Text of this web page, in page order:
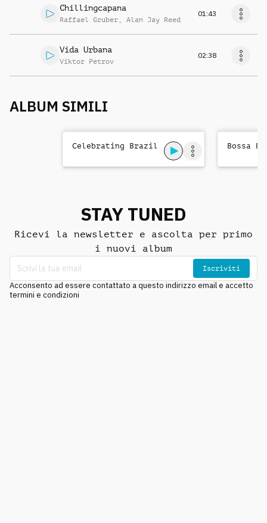
Chillingcapana
Raffael Gruber , Alan Jay Reed
01:43
Vida Urbana
Viktor Petrov
02:38
ALBUM SIMILI
Celebrating Brazil Bossa
STAY TUNED
Ricevi la newsletter e ascolta per primo
i nuovi album
Iscriviti
Acconsento ad essere contattato a questo indirizzo email e accetto
termini e condizioni